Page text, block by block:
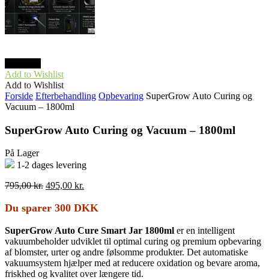
Add to Wishlist
Add to Wishlist
Forside Efterbehandling Opbevaring SuperGrow Auto Curing og
Vacuum – 1800ml
SuperGrow Auto Curing og Vacuum – 1800ml
På Lager
1-2 dages levering
795,00kr. Den
pris
795,00 kr..
495,00 kr.
pris
495,00 kr..
Du sparer 300 DKK
SuperGrow Auto Cure Smart Jar 1800ml er en intelligent
vakuumbeholder udviklet til optimal curing og premium opbevaring
af blomster, urter og andre følsomme produkter. Det automatiske
vakuumsystem hjælper med at reducere oxidation og bevare aroma,
friskhed og kvalitet over længere tid.